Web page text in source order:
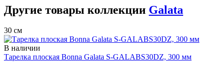
Другие товары коллекции Galata
30 см
В наличии
Тарелка плоская Bonna Galata S-GALABS30DZ, 300 мм